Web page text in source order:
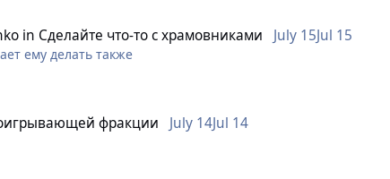
этот стан, а за ними остальные
in Сделайте что-то с храмовниками July 15Jul 15
ему делать также
этот стан, а за ними остальные
фракции July 14Jul 14